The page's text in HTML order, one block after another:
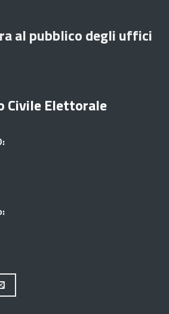
al pubblico degli uffici
Civile Elettorale